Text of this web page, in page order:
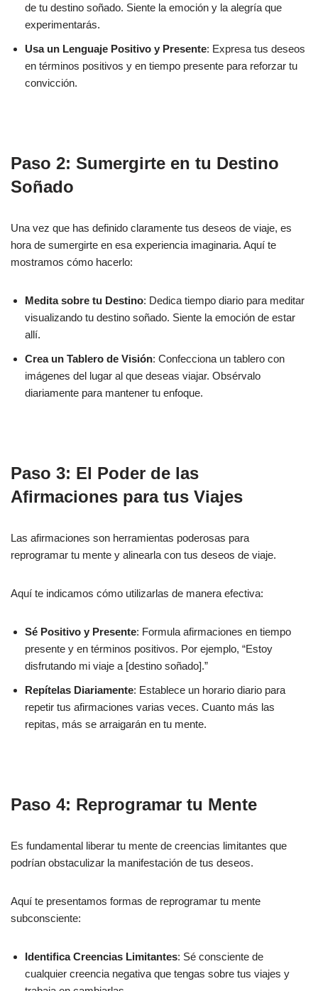
de tu destino soñado. Siente la emoción y la alegría que
experimentarás.
Usa un Lenguaje Positivo y Presente: Expresa tus deseos
en términos positivos y en tiempo presente para reforzar tu
convicción.
Paso 2: Sumergirte en tu Destino
Soñado
Una vez que has definido claramente tus deseos de viaje, es
hora de sumergirte en esa experiencia imaginaria. Aquí te
mostramos cómo hacerlo:
Medita sobre tu Destino: Dedica tiempo diario para meditar
visualizando tu destino soñado. Siente la emoción de estar
allí.
Crea un Tablero de Visión: Confecciona un tablero con
imágenes del lugar al que deseas viajar. Obsérvalo
diariamente para mantener tu enfoque.
Paso 3: El Poder de las
Afirmaciones para tus Viajes
Las afirmaciones son herramientas poderosas para
reprogramar tu mente y alinearla con tus deseos de viaje.
Aquí te indicamos cómo utilizarlas de manera efectiva:
Sé Positivo y Presente: Formula afirmaciones en tiempo
presente y en términos positivos. Por ejemplo, “Estoy
disfrutando mi viaje a [destino soñado].”
Repítelas Diariamente: Establece un horario diario para
repetir tus afirmaciones varias veces. Cuanto más las
repitas, más se arraigarán en tu mente.
Paso 4: Reprogramar tu Mente
Es fundamental liberar tu mente de creencias limitantes que
podrían obstaculizar la manifestación de tus deseos.
Aquí te presentamos formas de reprogramar tu mente
subconsciente:
Identifica Creencias Limitantes: Sé consciente de
cualquier creencia negativa que tengas sobre tus viajes y